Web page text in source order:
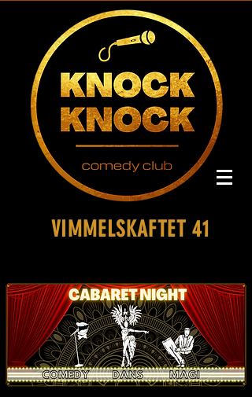
VIMMELSKAFTET 41